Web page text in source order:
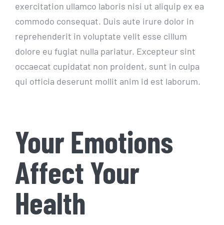
exercitation ullamco laboris nisi ut aliquip ex ea
commodo consequat. Duis aute irure dolor in
reprehenderit in voluptate velit esse cillum
dolore eu fugiat nulla pariatur. Excepteur sint
occaecat cupidatat non proident, sunt in culpa
qui officia deserunt mollit anim id est laborum.
Your Emotions
Affect Your
Health